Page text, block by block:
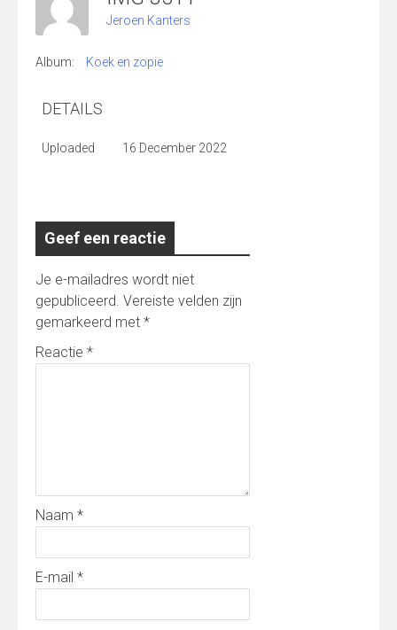
Jeroen Kanters
Album: Koek en zopie
DETAILS
Uploaded 16 December 2022
Geef een reactie
Je e-mailadres wordt niet
gepubliceerd. Vereiste velden zijn
gemarkeerd met *
Reactie *
Naam *
E-mail *